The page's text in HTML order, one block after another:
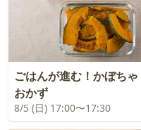
ごはんが進む！かぼちゃ
おかず
8/5 (日) 17:00〜17:30